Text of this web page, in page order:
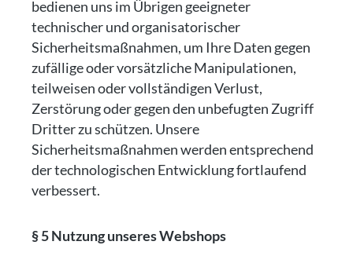
bedienen uns im Übrigen geeigneter
technischer und organisatorischer
Sicherheitsmaßnahmen, um Ihre Daten gegen
zufällige oder vorsätzliche Manipulationen,
teilweisen oder vollständigen Verlust,
Zerstörung oder gegen den unbefugten Zugriff
Dritter zu schützen. Unsere
Sicherheitsmaßnahmen werden entsprechend
der technologischen Entwicklung fortlaufend
verbessert.
§ 5 Nutzung unseres Webshops